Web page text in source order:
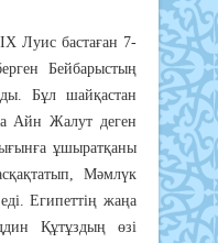
Лyиc бacтaғaн 7-
Бeйбapыcтың
Бұл шaйқacтaн
Aйн Жaлyт дeгeн
ұшыpaтқaны
Мәмлүк
Eгипeттiң жaңa
Құтұздың өзi